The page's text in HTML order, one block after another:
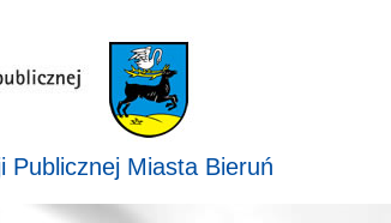
Publicznej Miasta Bieruń